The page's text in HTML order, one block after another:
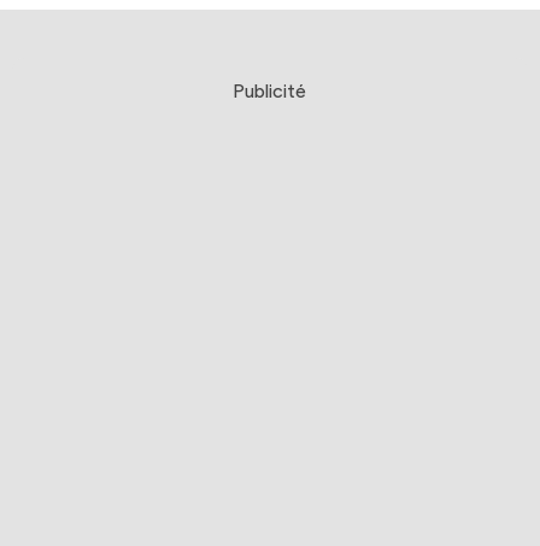
Publicité